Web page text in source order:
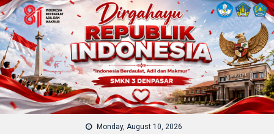
Skip to content
Monday, August 10, 2026